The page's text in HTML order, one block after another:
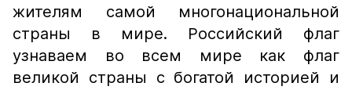
жителям самой многонациональной
страны в мире. Российский флаг
узнаваем во всем мире как флаг
великой страны с богатой историей и